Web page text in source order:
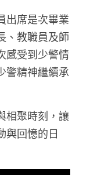
出席是次畢業
、教職員及師
感受到少警情
警精神繼續承
相聚時刻，讓
與回憶的日